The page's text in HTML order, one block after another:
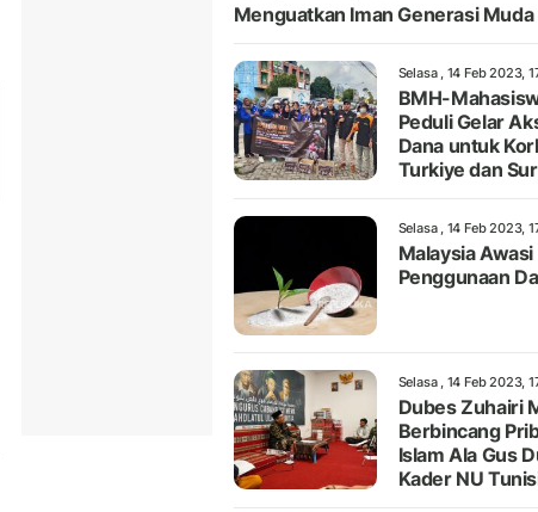
Menguatkan Iman Generasi Muda
Selasa , 14 Feb 2023,
BMH-
Peduli Gelar
Dana untuk
Turkiye dan
Selasa , 14 Feb 2023,
Malaysia Awasi
Penggunaan
Selasa , 14 Feb 2023,
Dubes Zuhairi
Berbincang
Islam Ala Gus
Kader NU